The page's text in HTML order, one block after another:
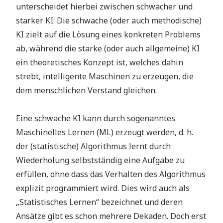
unterscheidet hierbei zwischen schwacher und
starker KI: Die schwache (oder auch methodische)
KI zielt auf die Lösung eines konkreten Problems
ab, während die starke (oder auch allgemeine) KI
ein theoretisches Konzept ist, welches dahin
strebt, intelligente Maschinen zu erzeugen, die
dem menschlichen Verstand gleichen.
Eine schwache KI kann durch sogenanntes
Maschinelles Lernen (ML) erzeugt werden, d. h.
der (statistische) Algorithmus lernt durch
Wiederholung selbstständig eine Aufgabe zu
erfüllen, ohne dass das Verhalten des Algorithmus
explizit programmiert wird. Dies wird auch als
„Statistisches Lernen“ bezeichnet und deren
Ansätze gibt es schon mehrere Dekaden. Doch erst